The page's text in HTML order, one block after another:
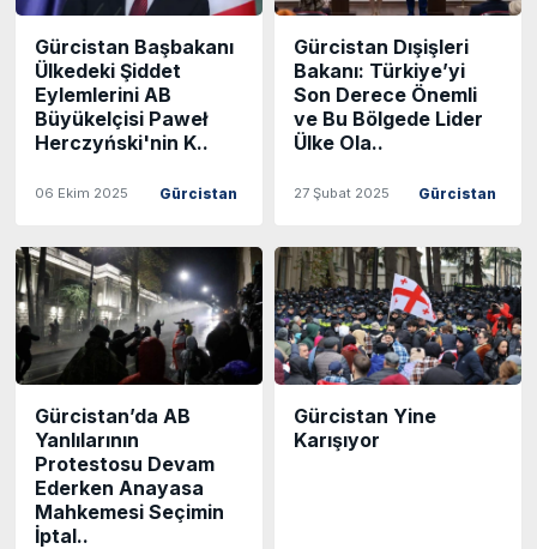
Gürcistan Başbakanı
Ülkedeki Şiddet
Eylemlerini AB
Büyükelçisi Paweł
Herczyński'nin K..
06 Ekim 2025 Gürcistan
Gürcistan Dışişleri
Bakanı: Türkiye’yi
Son Derece Önemli
ve Bu Bölgede Lider
Ülke Ola..
27 Şubat 2025 Gürcistan
Gürcistan’da AB
Yanlılarının
Protestosu Devam
Ederken Anayasa
Mahkemesi Seçimin
İptal..
Gürcistan Yine
Karışıyor